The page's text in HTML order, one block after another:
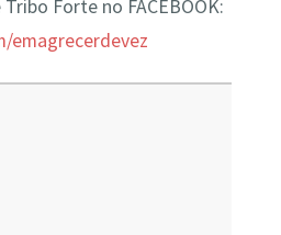
Forte no FACEBOOK:
emagrecerdevez